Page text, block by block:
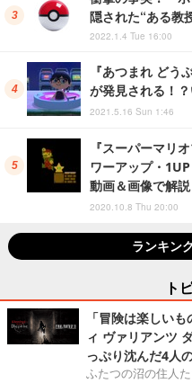
隠された“ある教
2022.1.4 Tue 16:00
『あつまれ どう
が発見される！
2021.5.16 Sun 1:46
『スーパーマリ
ワーアップ・
動画＆画像で解説
2020.10.8 Thu 20:00
ランキン
ト
「冒険は楽しい
ィ ヴァリアンツ
っぷり沈んだ4人
ふたつの沼の住人